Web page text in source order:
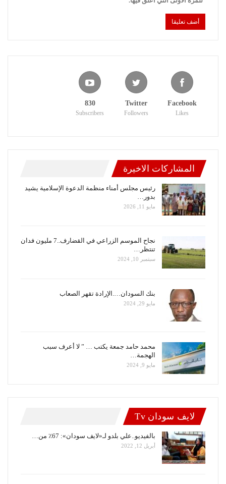
Facebook
Likes
Twitter
Followers
830
Subscribers
المشاركات الاخيرة
رئيس مجلس أمناء منظمة الدعوة الإسلامية يشيد
بدور…
مايو 11, 2026
نجاح الموسم الزراعي في القضارف..7 مليون فدان
تنتظر…
سبتمبر 10, 2024
بنك السودان….الإرادة تقهر الصعاب
مايو 29, 2024
محمد حامد جمعة يكتب … ” لا أعرف سبب
الهجمة…
مايو 9, 2024
لايف سودان Tv
بالفيديو..علي بلدو لـ«لايف سودان»: 67٪ من…
أبريل 12, 2022